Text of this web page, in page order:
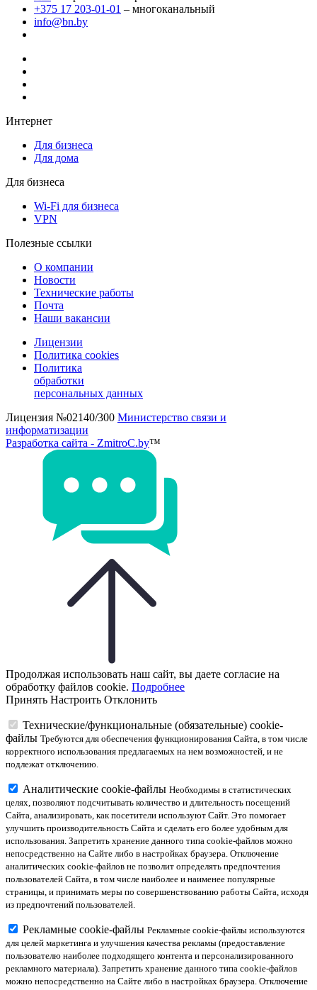
+375 17 203-01-01 – многоканальный
info@bn.by
Интернет
Для бизнеса
Для дома
Для бизнеса
Wi-Fi для бизнеса
VPN
Полезные ссылки
О компании
Новости
Технические работы
Почта
Наши вакансии
Лицензии
Политика cookies
Политика
обработки
персональных данных
Лицензия №02140/300 Министерство связи и
информатизации
Разработка сайта - ZmitroC.by™
Продолжая использовать наш сайт, вы даете согласие на
обработку файлов cookie. Подробнее
Принять Настроить Отклонить
Технические/функциональные (обязательные) cookie-
файлы Требуются для обеспечения функционирования Сайта, в том числе
корректного использования предлагаемых на нем возможностей, и не
подлежат отключению.
Аналитические cookie-файлы Необходимы в статистических
целях, позволяют подсчитывать количество и длительность посещений
Сайта, анализировать, как посетители используют Сайт. Это помогает
улучшить производительность Сайта и сделать его более удобным для
использования. Запретить хранение данного типа cookie-файлов можно
непосредственно на Сайте либо в настройках браузера. Отключение
аналитических cookie-файлов не позволит определять предпочтения
пользователей Сайта, в том числе наиболее и наименее популярные
страницы, и принимать меры по совершенствованию работы Сайта, исходя
из предпочтений пользователей.
Рекламные cookie-файлы Рекламные cookie-файлы используются
для целей маркетинга и улучшения качества рекламы (предоставление
пользователю наиболее подходящего контента и персонализированного
рекламного материала). Запретить хранение данного типа cookie-файлов
можно непосредственно на Сайте либо в настройках браузера. Отключение